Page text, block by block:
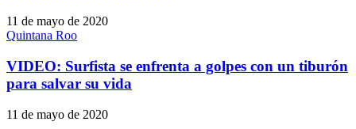
11 de mayo de 2020
Quintana Roo
VIDEO: Surfista se enfrenta a golpes con un tiburón
para salvar su vida
11 de mayo de 2020